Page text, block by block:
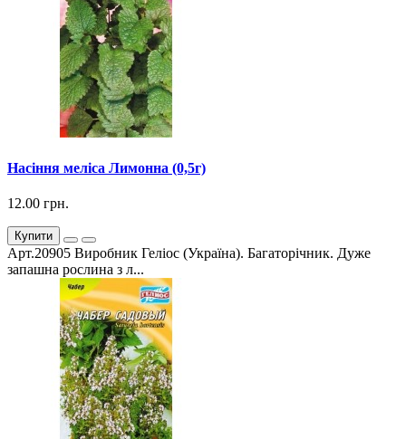
Насіння меліса Лимонна (0,5г)
12.00 грн.
Купити
Арт.20905 Виробник Геліос (Україна). Багаторічник. Дуже
запашна рослина з л...